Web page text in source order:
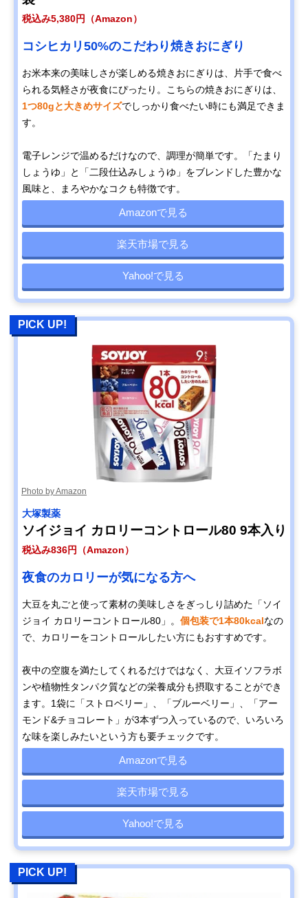
税込み5,380円（Amazon）
コシヒカリ50%のこだわり焼きおにぎり
お米本来の美味しさが楽しめる焼きおにぎりは、片手で食べ
られる気軽さが夜食にぴったり。こちらの焼きおにぎりは、
1つ80gと大きめサイズでしっかり食べたい時にも満足できま
す。
電子レンジで温めるだけなので、調理が簡単です。「たまり
しょうゆ」と「二段仕込みしょうゆ」をブレンドした豊かな
風味と、まろやかなコクも特徴です。
Amazonで見る
楽天市場で見る
Yahoo!で見る
PICK UP!
Photo by Amazon
大塚製薬
ソイジョイ カロリーコントロール80 9本入り
税込み836円（Amazon）
夜食のカロリーが気になる方へ
大豆を丸ごと使って素材の美味しさをぎっしり詰めた「ソイ
ジョイ カロリーコントロール80」。 個包装で1本80kcalなの
で、カロリーをコントロールしたい方にもおすすめです。
夜中の空腹を満たしてくれるだけではなく、大豆イソフラボ
ンや植物性タンパク質などの栄養成分も摂取することができ
ます。1袋に「ストロベリー」、「ブルーベリー」、「アー
モンド&チョコレート」が3本ずつ入っているので、いろいろ
な味を楽しみたいという方も要チェックです。
Amazonで見る
楽天市場で見る
Yahoo!で見る
PICK UP!